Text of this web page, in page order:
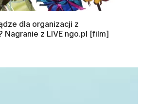
dla organizacji z
Nagranie z LIVE ngo.pl [film]